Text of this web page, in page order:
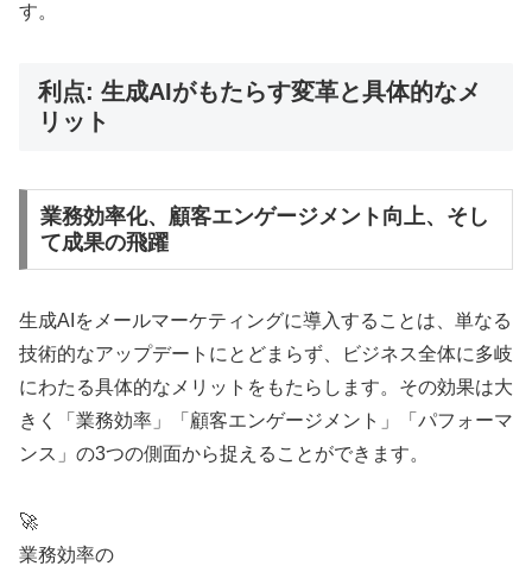
す。
利点: 生成AIがもたらす変革と具体的なメ
リット
業務効率化、顧客エンゲージメント向上、そし
て成果の飛躍
生成AIをメールマーケティングに導入することは、単なる
技術的なアップデートにとどまらず、ビジネス全体に多岐
にわたる具体的なメリットをもたらします。その効果は大
きく「業務効率」「顧客エンゲージメント」「パフォーマ
ンス」の3つの側面から捉えることができます。
🚀
業務効率の